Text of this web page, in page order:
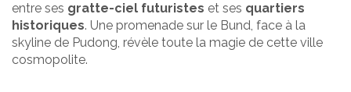
entre ses gratte-ciel futuristes et ses quartiers
historiques. Une promenade sur le Bund, face à la
skyline de Pudong, révèle toute la magie de cette ville
cosmopolite.